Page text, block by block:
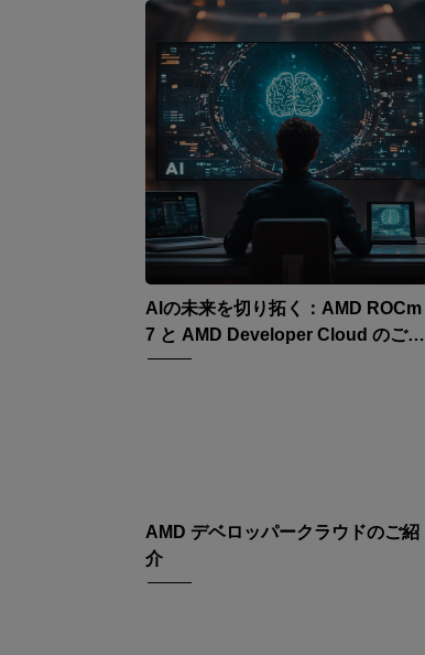
AIの未来を切り拓く：AMD ROCm
7 と AMD Developer Cloud のご紹
介
AMD デベロッパークラウドのご紹
介